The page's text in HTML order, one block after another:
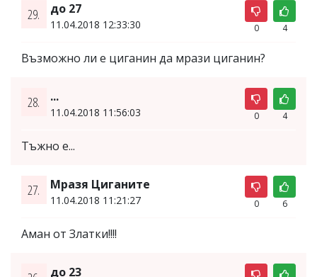
29. до 27
11.04.2018 12:33:30 0 4
Възможно ли е циганин да мрази циганин?
28. ...
11.04.2018 11:56:03 0 4
Тъжно е...
27. Мразя Циганите
11.04.2018 11:21:27 0 6
Аман от Златки!!!!
до 23